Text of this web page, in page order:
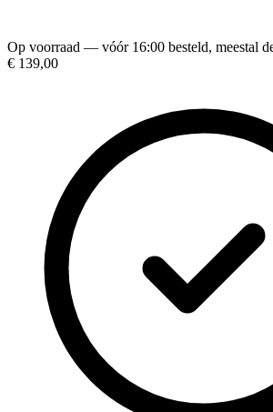
Op voorraad — vóór 16:00 besteld, meestal
€ 139,00